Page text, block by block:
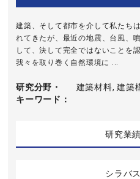
建築、そして都市を介して私たち
れてきたが、最近の地震、台風、
して、決して完全ではないことを
我々を取り巻く自然環境に ...
研究分野・
キーワード
建築材料, 建築
研究業
シラバ